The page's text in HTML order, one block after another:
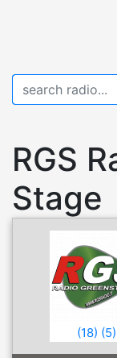
RGS
Stage
(18) (5)